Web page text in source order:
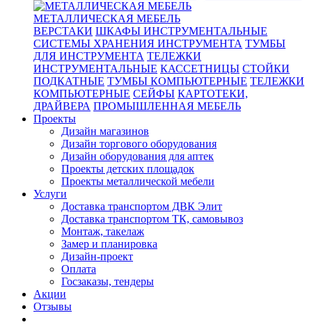
МЕТАЛЛИЧЕСКАЯ МЕБЕЛЬ
ВЕРСТАКИ ШКАФЫ ИНСТРУМЕНТАЛЬНЫЕ
СИСТЕМЫ ХРАНЕНИЯ ИНСТРУМЕНТА ТУМБЫ
ДЛЯ ИНСТРУМЕНТА ТЕЛЕЖКИ
ИНСТРУМЕНТАЛЬНЫЕ КАССЕТНИЦЫ СТОЙКИ
ПОДКАТНЫЕ ТУМБЫ КОМПЬЮТЕРНЫЕ ТЕЛЕЖКИ
КОМПЬЮТЕРНЫЕ СЕЙФЫ КАРТОТЕКИ,
ДРАЙВЕРА ПРОМЫШЛЕННАЯ МЕБЕЛЬ
Проекты
Дизайн магазинов
Дизайн торгового оборудования
Дизайн оборудования для аптек
Проекты детских площадок
Проекты металлической мебели
Услуги
Доставка транспортом ДВК Элит
Доставка транспортом ТК, самовывоз
Монтаж, такелаж
Замер и планировка
Дизайн-проект
Оплата
Госзаказы, тендеры
Акции
Отзывы